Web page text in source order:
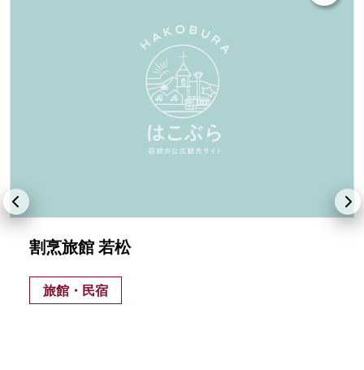
割烹旅館 若松
旅館・民宿